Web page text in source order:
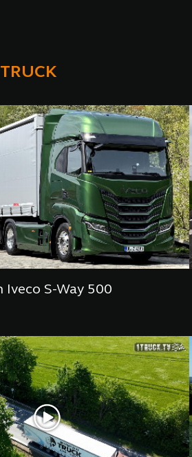
S-Way 500